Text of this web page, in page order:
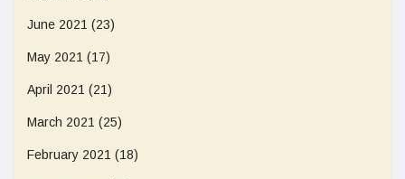
June 2021 (23)
May 2021 (17)
April 2021 (21)
March 2021 (25)
February 2021 (18)